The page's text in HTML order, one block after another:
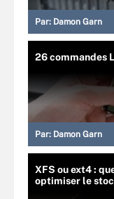
Par: Damon Garn
26 commandes
Par: Damon Garn
XFS ou ext4 :
optimiser le